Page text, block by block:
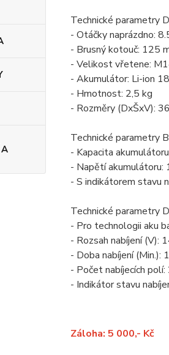
Technické parametry
- Otáčky naprázdno:
- Brusný kotouč: 125
- Velikost vřetene:
- Akumulátor: Li-ion
- Hmotnost: 2,5 kg
- Rozměry (DxŠxV):
Technické parametry
- Kapacita
- Napětí akumulátoru:
- S indikátorem stavu
Technické parametry
- Pro technologii aku
- Rozsah nabíjení (V):
- Doba nabíjení (Min.):
- Počet nabíjecích polí:
- Indikátor stavu
Záloha: 5 000,- Kč